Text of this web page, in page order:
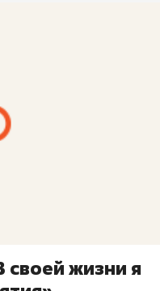
своей жизни я